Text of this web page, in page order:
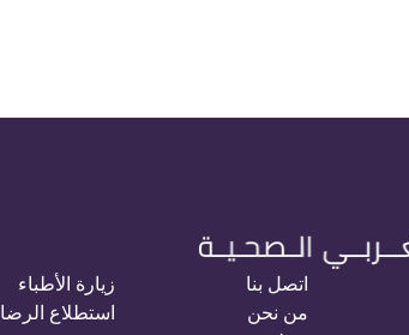
اتصل بنا
من نحن
زيارة الأطباء
استطلاع الرضا